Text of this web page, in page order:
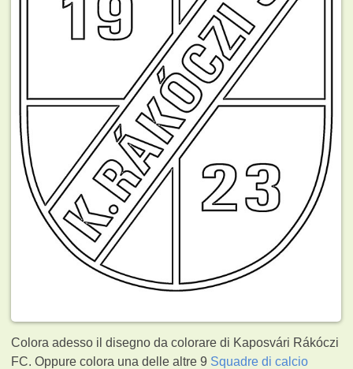
Colora adesso il disegno da colorare di Kaposvári Rákóczi
FC. Oppure colora una delle altre 9 Squadre di calcio